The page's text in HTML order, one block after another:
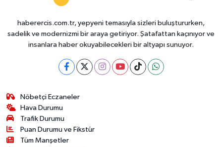
haberercis.com.tr, yepyeni temasıyla sizleri buluştururken,
sadelik ve modernizmi bir araya getiriyor. Şatafattan kaçınıyor ve
insanlara haber okuyabilecekleri bir altyapı sunuyor.
Nöbetçi Eczaneler
Hava Durumu
Trafik Durumu
Puan Durumu ve Fikstür
Tüm Manşetler